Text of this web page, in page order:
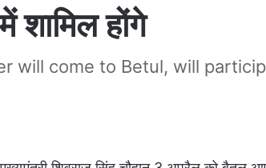
शामिल होंगे
will come to Betul, will